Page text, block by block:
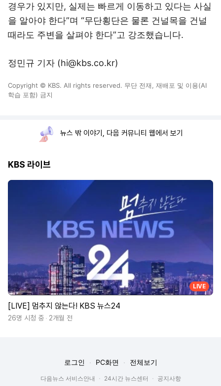
경우가 있지만, 실제는 빠르게 이동하고 있다는 사실
을 알아야 한다”며 “무단횡단은 물론 건널목을 건널
때라도 주변을 살펴야 한다”고 강조했습니다.
정민규 기자 (hi@kbs.co.kr)
Copyright © KBS. All rights reserved. 무단 전재, 재배포 및 이용(AI
학습 포함) 금지
뉴스 밖 이야기, 다음 커뮤니티 웹에서 보기
KBS 라이브
LIVE
[LIVE] 멈추지 않는다! KBS 뉴스24
26명 시청 중 2개월 전
로그인 PC화면 전체보기
다음뉴스 서비스안내 24시간 뉴스센터
공지사항